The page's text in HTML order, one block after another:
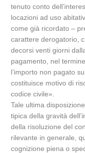
tenuto conto
locazioni ad uso
come già ricordato –
carattere derogatorio,
decorsi venti giorni
pagamento, nel
l’importo non pagato
costituisce motivo di
codice civile».
Tale ultima
tipica della gravità
della risoluzione del
rilevante in generale,
cognizione piena o